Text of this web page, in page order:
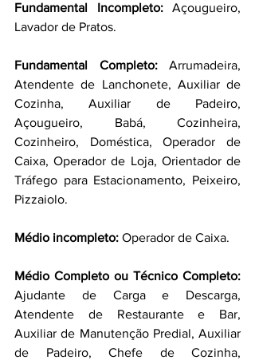
Fundamental Incompleto: Açougueiro,
Lavador de Pratos.
Fundamental Completo: Arrumadeira,
Atendente de Lanchonete, Auxiliar de
Cozinha, Auxiliar de Padeiro,
Açougueiro, Babá, Cozinheira,
Cozinheiro, Doméstica, Operador de
Caixa, Operador de Loja, Orientador de
Tráfego para Estacionamento, Peixeiro,
Pizzaiolo.
Médio incompleto: Operador de Caixa.
Ajudante de Carga e Descarga,
Atendente de Restaurante e Bar,
Auxiliar de Manutenção Predial, Auxiliar
de Padeiro, Chefe de Cozinha,